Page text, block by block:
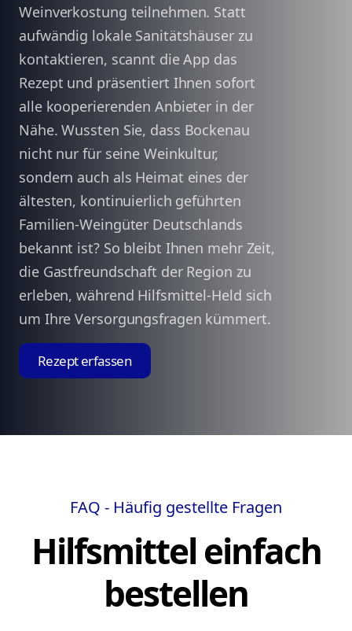
Weinverkostung teilnehmen. Statt
aufwändig lokale Sanitätshäuser zu
kontaktieren, scannt die App das
Rezept und präsentiert Ihnen sofort
alle kooperierenden Anbieter in der
Nähe. Wussten Sie, dass Bockenau
nicht nur für seine Weinkultur,
sondern auch als Heimat eines der
ältesten, kontinuierlich geführten
Familien-Weingüter Deutschlands
bekannt ist? So bleibt Ihnen mehr Zeit,
die Gastfreundschaft der Region zu
erleben, während Hilfsmittel-Held sich
um Ihre Versorgungsfragen kümmert.
Rezept erfassen
FAQ - Häufig gestellte Fragen
Hilfsmittel einfach
bestellen